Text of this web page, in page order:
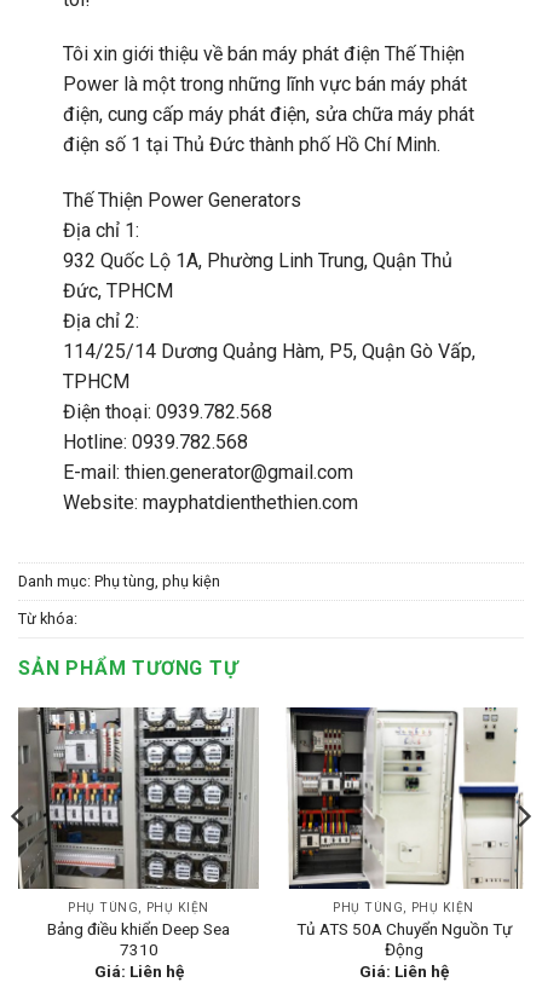
Tôi xin giới thiệu về bán máy phát điện Thế Thiện
Power là một trong những lĩnh vực bán máy phát
điện, cung cấp máy phát điện, sửa chữa máy phát
điện số 1 tại Thủ Đức thành phố Hồ Chí Minh.
Thế Thiện Power Generators
Địa chỉ 1:
932 Quốc Lộ 1A, Phường Linh Trung, Quận Thủ
Đức, TPHCM
Địa chỉ 2:
114/25/14 Dương Quảng Hàm, P5, Quận Gò Vấp,
TPHCM
Điện thoại: 0939.782.568
Hotline: 0939.782.568
E-mail: thien.generator@gmail.com
Website: mayphatdienthethien.com
Danh mục: Phụ tùng, phụ kiện
Từ khóa:
SẢN PHẨM TƯƠNG TỰ
PHỤ TÙNG, PHỤ KIỆN
Bảng điều khiển Deep Sea
7310
Giá: Liên hệ
PHỤ TÙNG, PHỤ KIỆN
Tủ ATS 50A Chuyển Nguồn Tự
Động
Giá: Liên hệ